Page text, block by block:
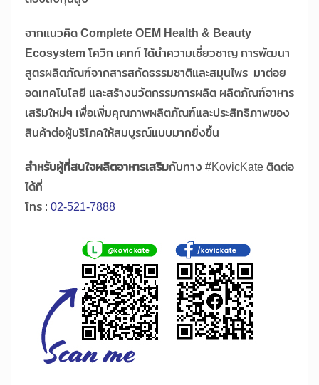
จากแนวคิดComplete OEM Health & Beauty
Ecosystemโควิก เคทท์ ได้นำความเชี่ยวชาญ การพัฒนา
สูตรผลิตภัณฑ์จากสารสกัดธรรมชาติและสมุนไพร มาต่อย
อดเทคโนโลยี และสร้างนวัตกรรมการผลิต ผลิตภัณฑ์อาหาร
เสริมใหม่ๆ เพื่อเพิ่มคุณภาพผลิตภัณฑ์และประสิทธิภาพของ
สินค้าต่อผู้บริโภคให้สมบูรณ์แบบมากยิ่งขึ้น
สำหรับผู้ที่สนใจผลิตอาหารเสริมกับทาง #KovicKate ติดต่อ
ได้ที่
โทร : 02-521-7888